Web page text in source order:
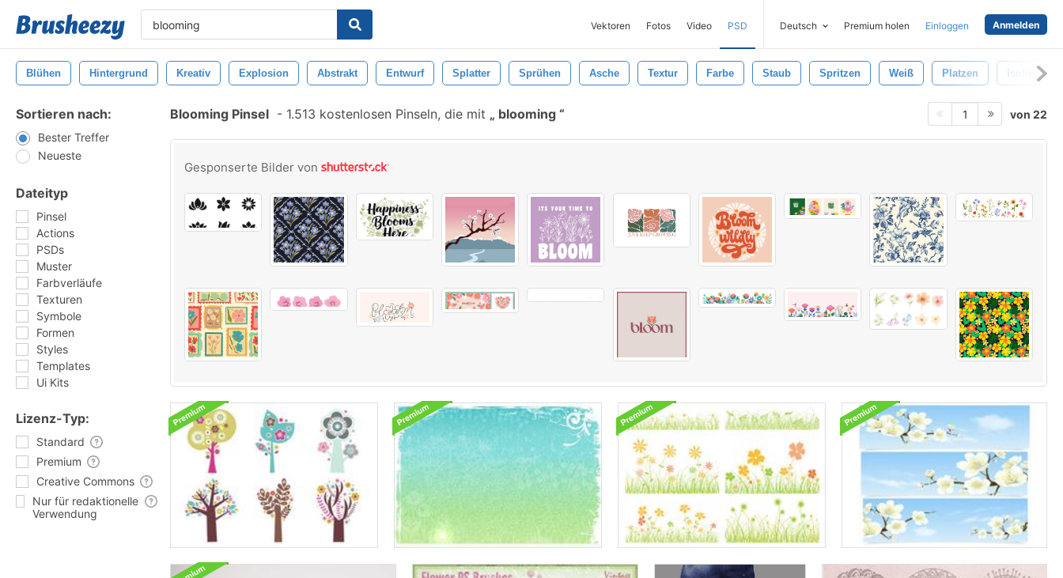
Vektoren Fotos Video PSD Deutsch Premium holen Einloggen Anmelden
Blühen Hintergrund Kreativ Explosion Abstrakt Entwurf Splatter Sprühen Asche Textur Farbe Staub Spritzen Weiß Platzen Isoliert
Sortieren nach:
Bester Treffer
Neueste
Dateityp
Pinsel
Actions
PSDs
Muster
Farbverläufe
Texturen
Symbole
Formen
Styles
Templates
Ui Kits
Lizenz-Typ:
Standard
Premium
Creative Commons
Nur für redaktionelle
Verwendung
Blooming Pinsel - 1.513 kostenlosen Pinseln, die mit blooming 1 von 22
Gesponserte Bilder von